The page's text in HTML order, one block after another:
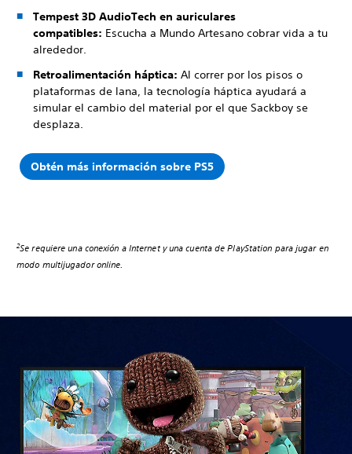
Tempest 3D AudioTech en auriculares
compatibles: Escucha a Mundo Artesano cobrar vida a tu
alrededor.
Retroalimentación háptica: Al correr por los pisos o
plataformas de lana, la tecnología háptica ayudará a
simular el cambio del material por el que Sackboy se
desplaza.
Obtén más información sobre PS5
2Se requiere una conexión a Internet y una cuenta de PlayStation para jugar en
modo multijugador online.